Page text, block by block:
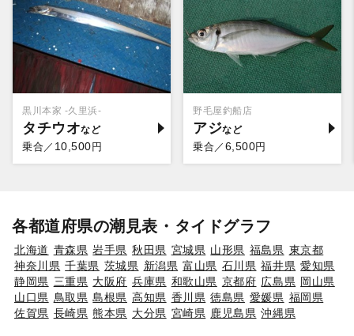
黒川本家 -久里浜-
タチウオ
乗合／ 10,500円
野毛屋釣船店
アジ
乗合／ 6,500円
各都道府県の潮見表・タイドグラフ
北海道 青森県 岩手県 秋田県 宮城県 山形県 福島県 東京都
神奈川県 千葉県 茨城県 新潟県 富山県 石川県 福井県 愛知県
静岡県 三重県 大阪府 兵庫県 和歌山県 京都府 広島県 岡山県
山口県 鳥取県 島根県 高知県 香川県 徳島県 愛媛県 福岡県
佐賀県 長崎県 熊本県 大分県 宮崎県 鹿児島県 沖縄県